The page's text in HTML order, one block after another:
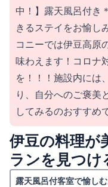
中！】露天風呂付き
きるステイをお愉し
コニーでは伊豆高原
味わえます！コロナ
を！！！施設内には
り、自分へのご褒美
してみるのおすすめ
伊豆の料理が
ランを見つけ
露天風呂付客室で愉し